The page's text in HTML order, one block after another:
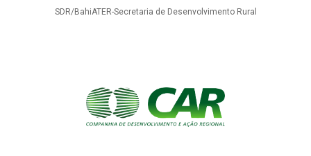
SDR/BahiATER-Secretaria de Desenvolvimento Rural